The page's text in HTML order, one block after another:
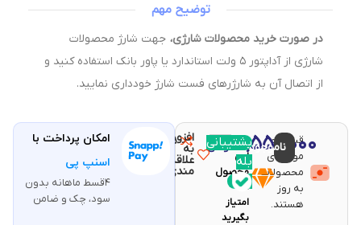
توضیح مهم
در صورت خرید محصولات شارژی،جهت شارژ محصولات
شارژی از آداپتور ۵ ولت استاندارد یا پاور بانک استفاده کنید و
از اتصال آن به شارژرهای فست شارژ خودداری نمایید.
قیمت و
موجودی
محصولات
به روز
هستند.
۸,۵۵۰,۰۰۰تومان ناموجودبا خرید
این
محصول
۱۷۱
امتیاز
بگیرید
پشتیبانی
بله
افزودن
به
علاقه
مندی
مقایسه
امکان پرداخت با
اسنپ پی
۴قسط ماهانه بدون
سود، چک و ضامن